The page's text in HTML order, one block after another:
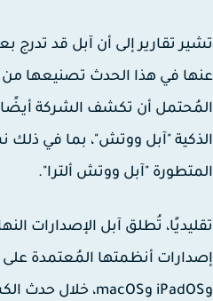
تقارير إلى أن آبل قد تدرج
في هذا الحدث تصنيعها من
أن تكشف الشركة أيضًا
"آبل ووتش"، بما في ذلك
"آبل ووتش ألترا".
تُطلق آبل الإصدارات